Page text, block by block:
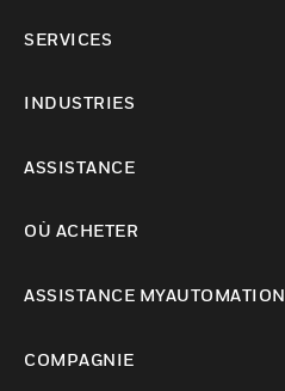
SERVICES
INDUSTRIES
ASSISTANCE
OÙ ACHETER
ASSISTANCE MYAUTOMATION
COMPAGNIE